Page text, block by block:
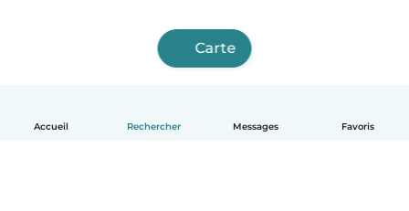
Accueil Rechercher Messages Favoris
Carte